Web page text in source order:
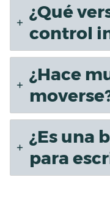
¿Qué
control
¿Hace
¿Es una
para